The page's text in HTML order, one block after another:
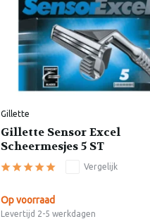
Gillette
Gillette Sensor Excel
Scheermesjes 5 ST
Vergelijk
Op voorraad
Levertijd 2-5 werkdagen